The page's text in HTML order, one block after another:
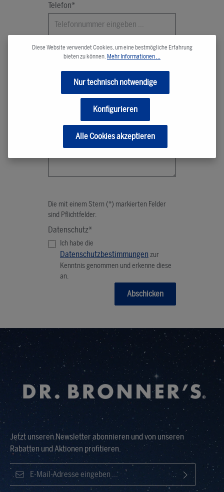
Telefon*
Betreff*
Kommentar*
Die mit einem Stern (*) markierten Felder
sind Pflichtfelder.
Datenschutz*
Ich habe die
Datenschutzbestimmungen zur
Kenntnis genommen und erkenne diese
an.
Abschicken
Jetzt unseren Newsletter abonnieren und von unseren
Rabatten und Aktionen profitieren.
E-Mail-Adresse*
Diese Website verwendet Cookies, um eine bestmögliche Erfahrung
bieten zu können. Mehr Informationen ...
Nur technisch notwendige
Konfigurieren
Alle Cookies akzeptieren